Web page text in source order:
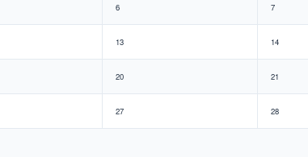
6 7
13 14
20 21
27 28